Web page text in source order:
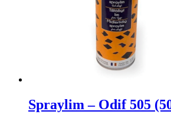
Spraylim – Odif 505